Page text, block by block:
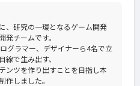
、研究の一環となるゲーム開発
チームです。
グラマー、デザイナーら4名で立
で生み出す、
ンツを作り出すことを目指し本
作しました。